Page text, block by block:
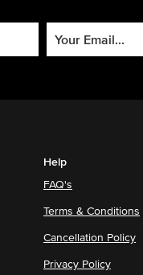
Help
FAQ's
Terms & Conditions
Cancellation Policy
Privacy Policy